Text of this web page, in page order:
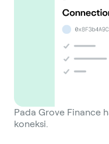
Pada Grove Finance
koneksi.